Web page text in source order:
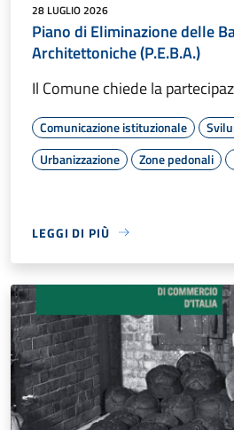
28 LUGLIO 2026
Piano di Eliminazione delle
Architettoniche (P.E.B.A.)
Il Comune chiede la
Comunicazione istituzionale
Urbanizzazione
Zone pedonali
LEGGI DI PIÙ